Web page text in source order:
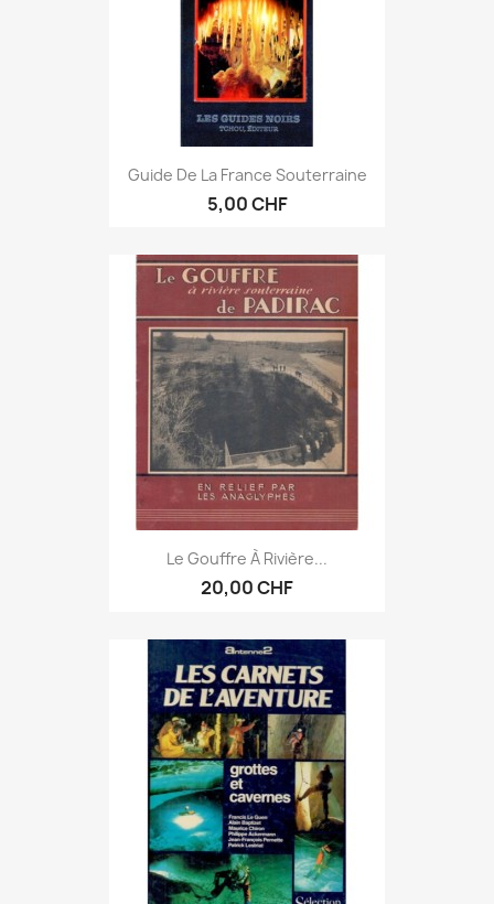
Guide De La France Souterraine
5,00 CHF
Le Gouffre À Rivière...
20,00 CHF